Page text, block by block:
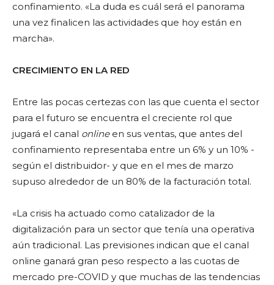
confinamiento. «La duda es cuál será el panorama
una vez finalicen las actividades que hoy están en
marcha».
CRECIMIENTO EN LA RED
Entre las pocas certezas con las que cuenta el sector
para el futuro se encuentra el creciente rol que
jugará el canal onlineen sus ventas, que antes del
confinamiento representaba entre un 6% y un 10% -
según el distribuidor- y que en el mes de marzo
supuso alrededor de un 80% de la facturación total.
«La crisis ha actuado como catalizador de la
digitalización para un sector que tenía una operativa
aún tradicional. Las previsiones indican que el canal
online ganará gran peso respecto a las cuotas de
mercado pre-COVID y que muchas de las tendencias